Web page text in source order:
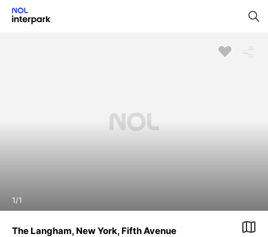
1/1
The Langham, New York, Fifth Avenue